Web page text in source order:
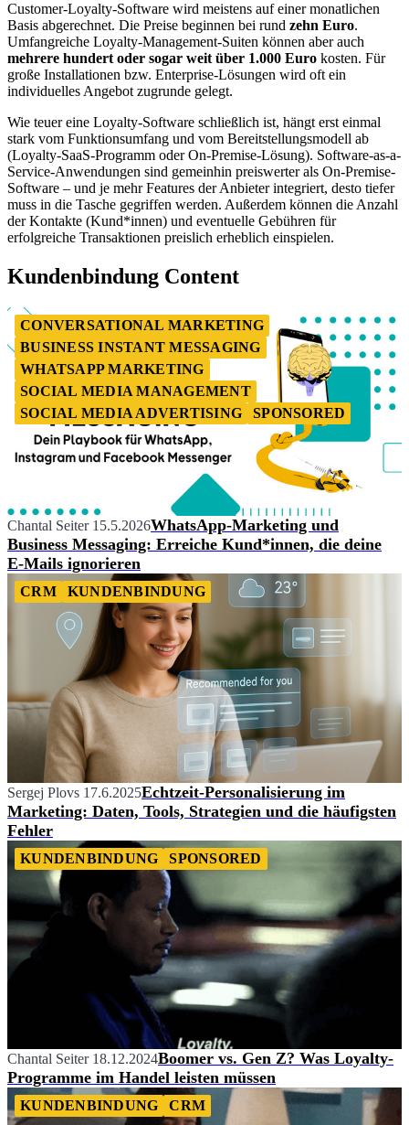
Customer-Loyalty-Software wird meistens auf einer monatlichen
Basis abgerechnet. Die Preise beginnen bei rund zehn Euro.
Umfangreiche Loyalty-Management-Suiten können aber auch
mehrere hundert oder sogar weit über 1.000 Euro kosten. Für
große Installationen bzw. Enterprise-Lösungen wird oft ein
individuelles Angebot zugrunde gelegt.
Wie teuer eine Loyalty-Software schließlich ist, hängt erst einmal
stark vom Funktionsumfang und vom Bereitstellungsmodell ab
(Loyalty-SaaS-Programm oder On-Premise-Lösung). Software-as-a-
Service-Anwendungen sind gemeinhin preiswerter als On-Premise-
Software – und je mehr Features der Anbieter integriert, desto tiefer
muss in die Tasche gegriffen werden. Außerdem können die Anzahl
der Kontakte (Kund*innen) und eventuelle Gebühren für
erfolgreiche Transaktionen preislich erheblich einspielen.
Kundenbindung Content
CONVERSATIONAL MARKETING
BUSINESS INSTANT MESSAGING
WHATSAPP MARKETING
SOCIAL MEDIA MANAGEMENT
SOCIAL MEDIA ADVERTISING
SPONSORED
Chantal Seiter 15.5.2026WhatsApp-Marketing und
Business Messaging: Erreiche Kund*innen, die deine
E-Mails ignorieren
CRM KUNDENBINDUNG
Sergej Plovs 17.6.2025Echtzeit-Personalisierung im
Marketing: Daten, Tools, Strategien und die häufigsten
Fehler
KUNDENBINDUNG SPONSORED
Chantal Seiter 18.12.2024Boomer vs. Gen Z? Was Loyalty-
Programme im Handel leisten müssen
KUNDENBINDUNG CRM